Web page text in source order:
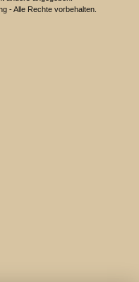
- Alle Rechte vorbehalten.